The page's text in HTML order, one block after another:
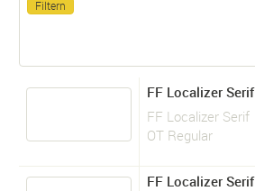
FF Localizer Serif
FF Localizer Serif
OT Regular
FF Localizer Serif